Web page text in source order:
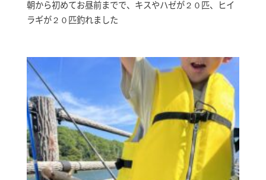
朝から初めてお昼前までで、キスやハゼが２０匹、ヒイ
ラギが２０匹釣れました